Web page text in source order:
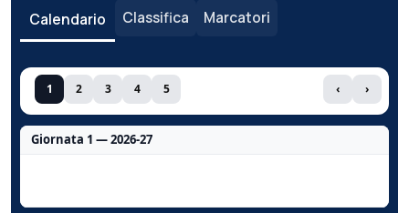
Calendario Classifica Marcatori
1 2 3 4 5 ‹ ›
Giornata 1 — 2026-27